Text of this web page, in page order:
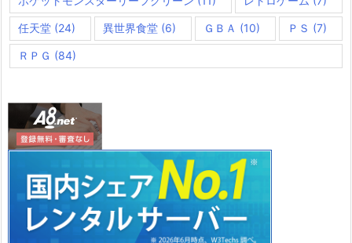
任天堂 (24) 異世界食堂 (6) ＧＢＡ (10) ＰＳ (7)
ＲＰＧ (84)